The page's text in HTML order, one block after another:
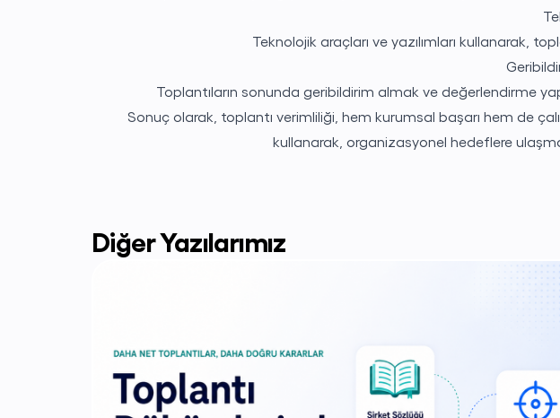
Teknolojik araçları ve yazılımları kullanarak,
Toplantıların sonunda geribildirim almak ve değerlendirme
Sonuç olarak, toplantı verimliliği, hem kurumsal başarı hem de
kullanarak, organizasyonel hedeflere
Diğer Yazılarımız